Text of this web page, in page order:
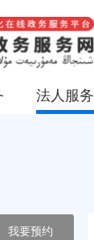
法人服务
我要预约